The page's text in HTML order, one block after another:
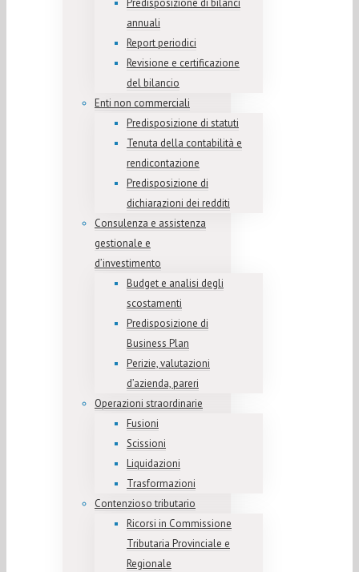
Predisposizione di bilanci
annuali
Report periodici
Revisione e certificazione
del bilancio
Enti non commerciali
Predisposizione di statuti
Tenuta della contabilità e
rendicontazione
Predisposizione di
dichiarazioni dei redditi
Consulenza e assistenza
gestionale e
d’investimento
Budget e analisi degli
scostamenti
Predisposizione di
Business Plan
Perizie, valutazioni
d’azienda, pareri
Operazioni straordinarie
Fusioni
Scissioni
Liquidazioni
Trasformazioni
Contenzioso tributario
Ricorsi in Commissione
Tributaria Provinciale e
Regionale